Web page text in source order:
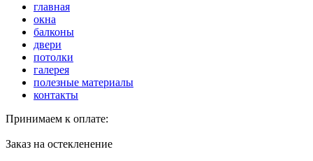
главная
окна
балконы
двери
потолки
галерея
полезные материалы
контакты
Принимаем к оплате:
Заказ на остекленение